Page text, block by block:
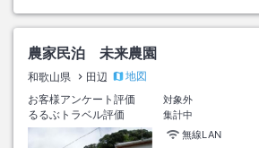
農家民泊 未来農園
和歌山県 田辺
地図
お客様アンケート評価
対象外
るるぶトラベル評価
集計中
無線LAN